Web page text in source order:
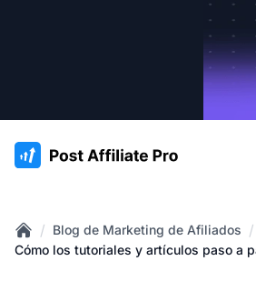
:site.title
Home
/ Blog de Marketing de Afiliados /
Cómo los tutoriales y artículos paso a